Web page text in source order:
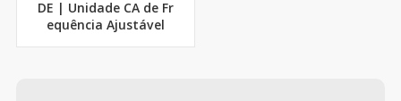
DE | Unidade CA de Fr
equência Ajustável